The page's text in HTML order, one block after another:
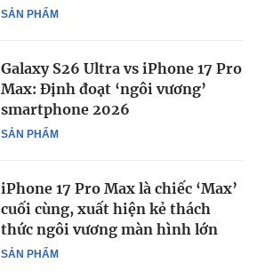
SẢN PHẨM
SẢN PHẨM
Galaxy S26 Ultra vs iPhone 17 Pro
Max: Định đoạt ‘ngôi vương’
smartphone 2026
SẢN PHẨM
iPhone 17 Pro Max là chiếc ‘Max’
cuối cùng, xuất hiện kẻ thách
thức ngôi vương màn hình lớn